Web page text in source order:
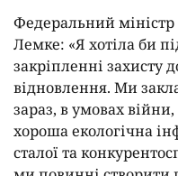
Федеральний
Лемке: «Я хотіла би
закріпленні захисту
відновлення. Ми
зараз, в умовах
хороша екологічна
сталої та